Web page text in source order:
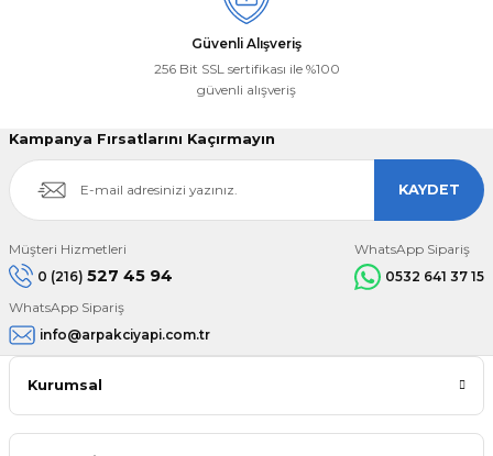
Güvenli Alışveriş
256 Bit SSL sertifikası ile %100
güvenli alışveriş
Kampanya Fırsatlarını Kaçırmayın
KAYDET
Müşteri Hizmetleri
0 (216) 527 45 94
WhatsApp Sipariş
0532 641 37 15
WhatsApp Sipariş
info@arpakciyapi.com.tr
Kurumsal